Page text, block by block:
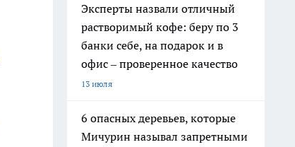
Эксперты назвали отличный
растворимый кофе: беру по 3
банки себе, на подарок и в
офис – проверенное качество
13 июля
6 опасных деревьев, которые
Мичурин называл запретными